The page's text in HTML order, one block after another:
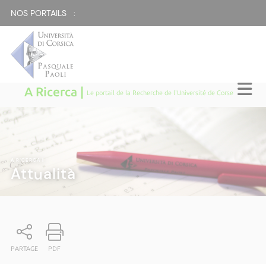
NOS PORTAILS :
A Ricerca | Le portail de la Recherche de l'Université de Corse
A RICERCA
Attualità
PARTAGE PDF